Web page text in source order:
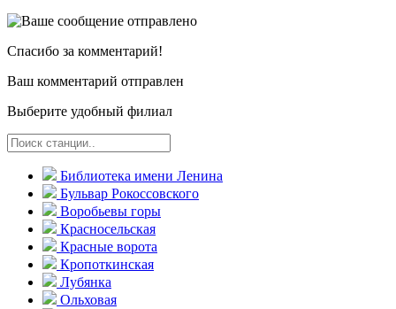
Спасибо за комментарий!
Ваш комментарий отправлен
Выберите удобный филиал
Библиотека имени Ленина
Бульвар Рокоссовского
Воробьевы горы
Красно­сельская
Красные ворота
Кропоткинс­кая
Лубянка
Ольховая